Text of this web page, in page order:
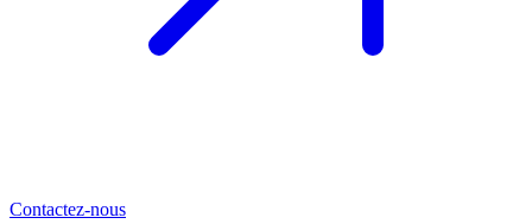
Contactez-nous